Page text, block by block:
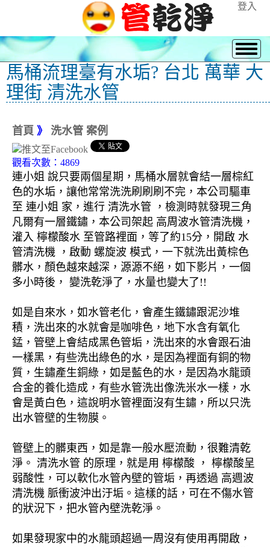
登入
馬桶流理臺有水垢? 台北 萬華 大
理街 清洗水管
首頁 》 洗水管 案例
觀看次數：4869
連小姐 說只要兩個星期，馬桶水層就會結一層棕紅
色的水垢，讓他常常洗洗刷刷刷不完，本公司驅車
至 連小姐 家，進行 清洗水管 ，檢測時就發現三角
凡爾有一層鐵鏽，本公司架起 高周波水管清洗機，
灌入 檸檬酸水 至管路裡面，等了約15分，開啟 水
管清洗機 ，啟動 螺旋波 模式，一下就洗出黃棕色
髒水，顏色越來越深，源源不絕，如下影片，一個
多小時後， 變洗乾淨了，水量也變大了!!
如是自來水，如水管老化，會產生鐵鏽跟泥沙堆
積，洗出來的水就會是咖啡色，地下水含有氧化
錳，管壁上會結成黑色管垢，洗出來的水會跟石油
一樣黑，有些洗出綠色的水，是因為裡面有銅的物
質，生鏽產生銅綠，如是藍色的水，是因為水龍頭
合金的養化造成，有些水管洗出像洗米水一樣，水
會是黃白色，這說明水管裡面沒有生鏽，所以只洗
出水管壁的生物膜。
管壁上的髒東西，如是靠一般水壓流動，很難清乾
淨。 清洗水管 的原理，就是用 檸檬酸 ， 檸檬酸呈
弱酸性，可以軟化水管內壁的管垢，再透過 高週波
清洗機 脈衝波沖出汙垢。這樣的話，可在不傷水管
的狀況下，把水管內壁洗乾淨。
如果發現家中的水龍頭超過一周沒有使用再開啟，